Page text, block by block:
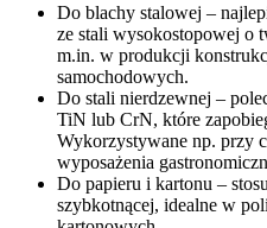
Do blachy stalowej –
ze stali wysokostopowej o
m.in. w produkcji
samochodowych.
Do stali nierdzewnej –
TiN lub CrN, które
Wykorzystywane np. przy
wyposażenia
Do papieru i kartonu –
szybkotnącej, idealne w